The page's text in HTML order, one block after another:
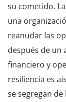
su cometido.
una
reanudar las
después de un
financiero y
resiliencia es
se segregan de